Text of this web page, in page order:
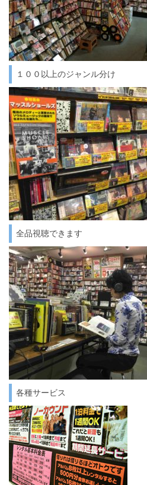
１００以上のジャンル分け
全品視聴できます
各種サービス